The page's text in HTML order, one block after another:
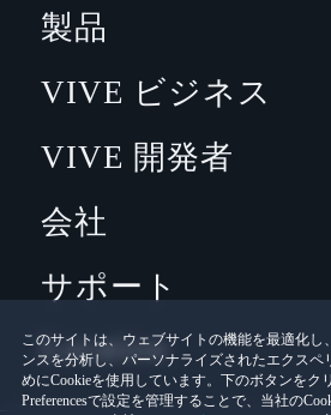
このサイトは、ウェブサイトの機能を最適化し
ンスを分析し、パーソナライズされたエクスペ
めにCookieを使用しています。下のボタンをク
Preferencesで設定を管理することで、当社の
製品
VIVE ビジネス
VIVE 開発者
会社
サポート
Location